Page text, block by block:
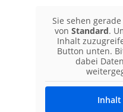
Sie sehen
von Standard.
Inhalt
Button unten.
dabei